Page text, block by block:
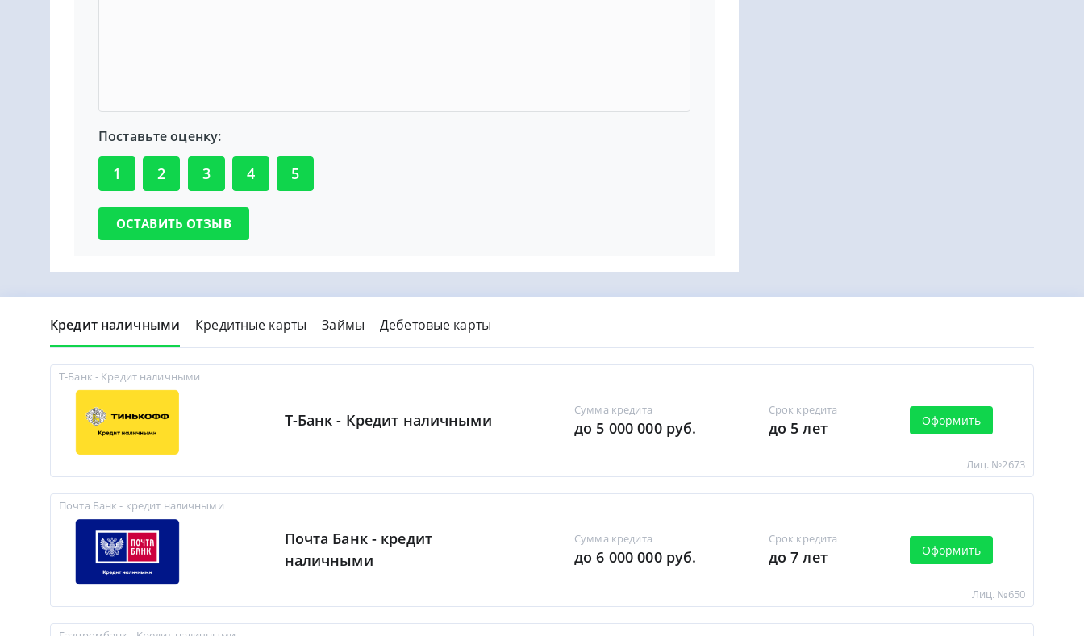
Поставьте оценку:
1 2 3 4 5
Кредит наличными Кредитные карты Займы Дебетовые карты
Т-Банк - Кредит наличными
Т-Банк - Кредит наличными
Сумма кредита
до 5 000 000 руб.
Срок кредита
до 5 лет Оформить
Лиц. №2673
Почта Банк - кредит наличными
Почта Банк - кредит
наличными
Сумма кредита
до 6 000 000 руб.
Срок кредита
до 7 лет Оформить
Лиц. №650